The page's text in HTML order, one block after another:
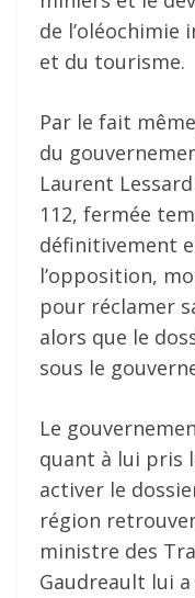
de
et du tourisme.
Par le fait
du
Laurent
112, fermée
définitivement
l’opposition,
pour réclamer
alors que le
sous le
Le
quant à lui pris
activer le
région
ministre des
Gaudreault lui